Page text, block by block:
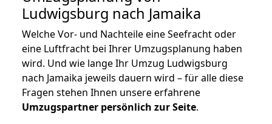
Ludwigsburg nach Jamaika
Welche Vor- und Nachteile eine Seefracht oder
eine Luftfracht bei Ihrer Umzugsplanung haben
wird. Und wie lange Ihr Umzug Ludwigsburg
nach Jamaika jeweils dauern wird – für alle diese
Fragen stehen Ihnen unsere erfahrene
Umzugspartner persönlich zur Seite.